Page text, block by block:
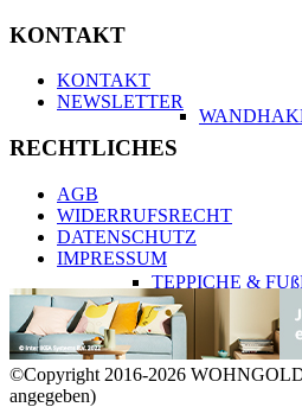
TEPPICHE &
KONTAKT
KONTAKT
NEWSLETTER
RECHTLICHES
AGB
WIDERRUFSRECHT
DATENSCHUTZ
IMPRESSUM
©Copyright 2016-2026
angegeben)